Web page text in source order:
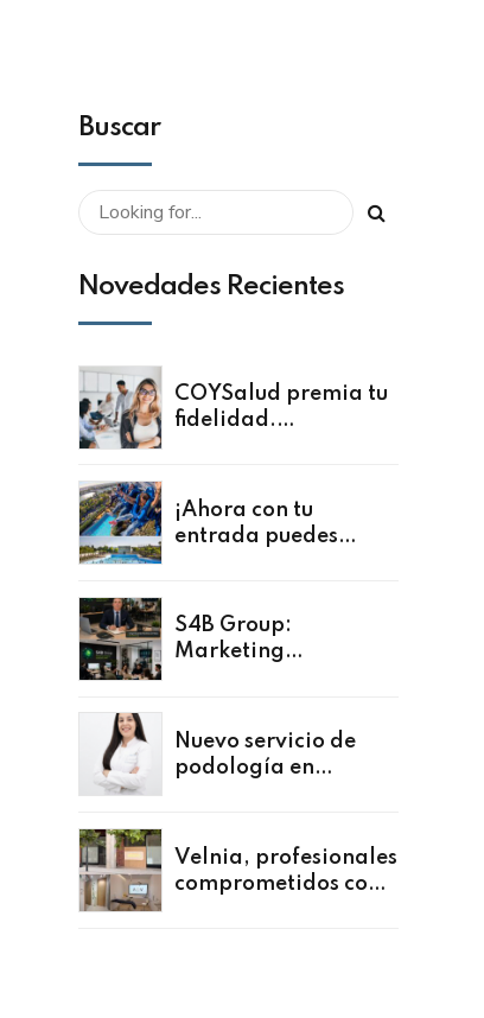
Buscar
Novedades Recientes
COYSalud premia tu
fidelidad.
¡Ahora con tu
entrada puedes
S4B Group:
Marketing
usuarios de
COYSalud
Nuevo servicio de
podología en
Velnia, profesionales
comprometidos con